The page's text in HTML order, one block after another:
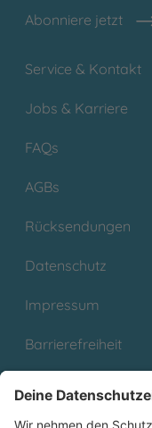
Abonniere jetzt
Service & Kontakt
Jobs & Karriere
FAQs
AGBs
Rücksendungen
Datenschutz
Impressum
Barrierefreiheit
Partnerprogramm